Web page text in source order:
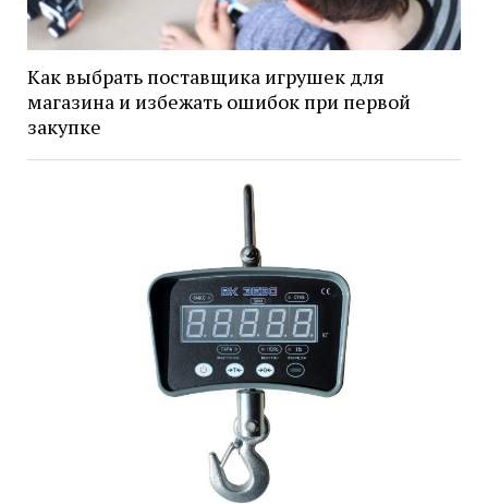
Как выбрать поставщика игрушек для
магазина и избежать ошибок при первой
закупке